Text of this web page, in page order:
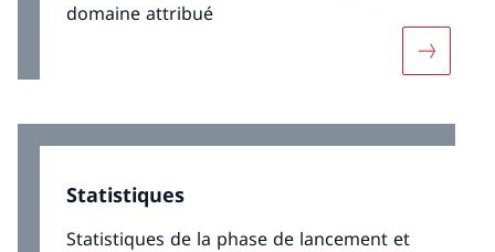
domaine attribué
Statistiques
Statistiques de la phase de lancement et